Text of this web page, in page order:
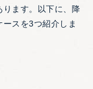
ります。以下に、降
スを3つ紹介しま